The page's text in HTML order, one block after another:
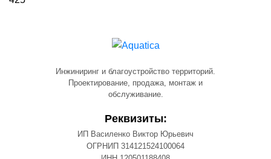
Инжиниринг и благоустройство территорий.
Проектирование, продажа, монтаж и
обслуживание.
Реквизиты:
ИП Василенко Виктор Юрьевич
ОГРНИП 314121524100064